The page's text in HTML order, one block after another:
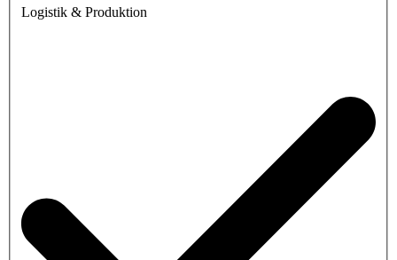
Logistik & Produktion